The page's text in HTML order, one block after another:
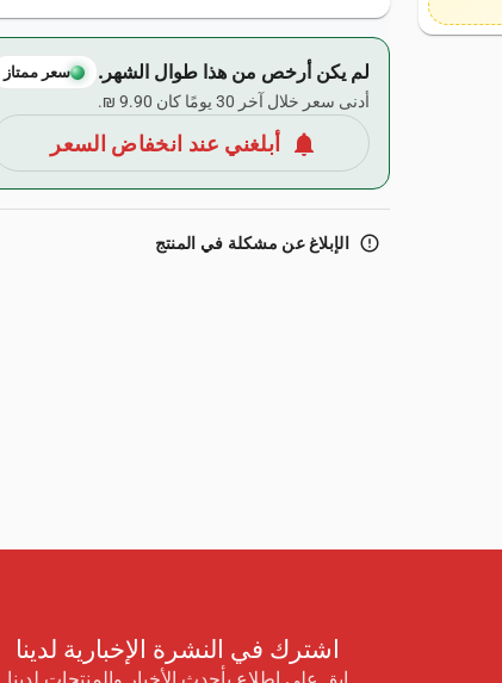
لم يكن أرخص من هذا طوال الشهر. سعر ممتاز
أدنى سعر خلال آخر 30 يومًا كان ‏9.90 ₪.
notifications أبلغني عند انخفاض السعر
error_outline الإبلاغ عن مشكلة في المنتج
اشترك في النشرة الإخبارية لدينا
ابق على اطلاع بأحدث الأخبار والمنتجات لدينا